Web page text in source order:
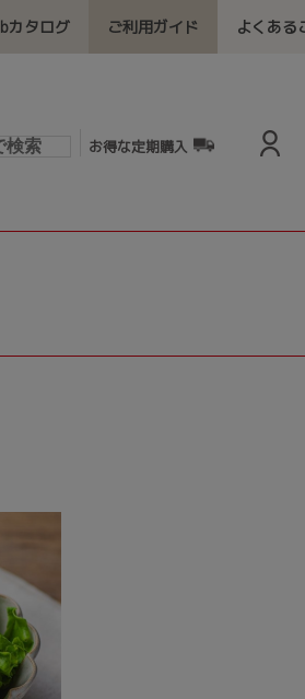
カタログ ご利用ガイド よくある
お得な定期購入